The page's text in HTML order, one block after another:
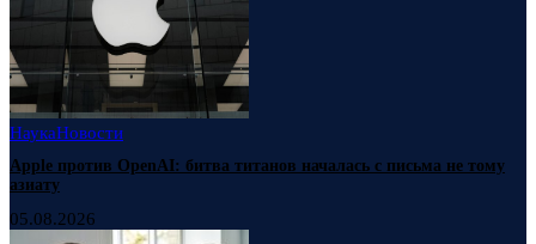
НаукаНовости
Apple против OpenAI: битва титанов началась с письма не тому
азиату
05.08.2026